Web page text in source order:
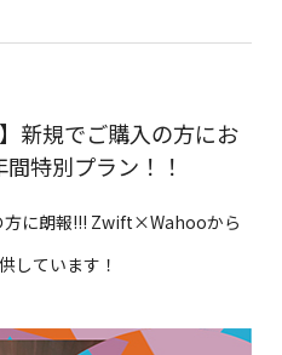
新規でご購入の方にお
特別プラン！！
方に朗報!!! Zwift×Wahooから
しています！